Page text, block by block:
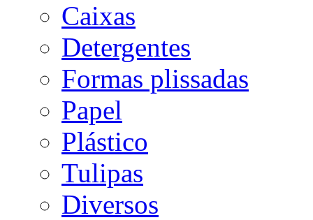
Caixas
Detergentes
Formas plissadas
Papel
Plástico
Tulipas
Diversos